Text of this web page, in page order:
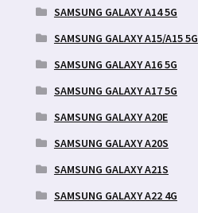
SAMSUNG GALAXY A14 5G
SAMSUNG GALAXY A15/A15 5G
SAMSUNG GALAXY A16 5G
SAMSUNG GALAXY A17 5G
SAMSUNG GALAXY A20E
SAMSUNG GALAXY A20S
SAMSUNG GALAXY A21S
SAMSUNG GALAXY A22 4G